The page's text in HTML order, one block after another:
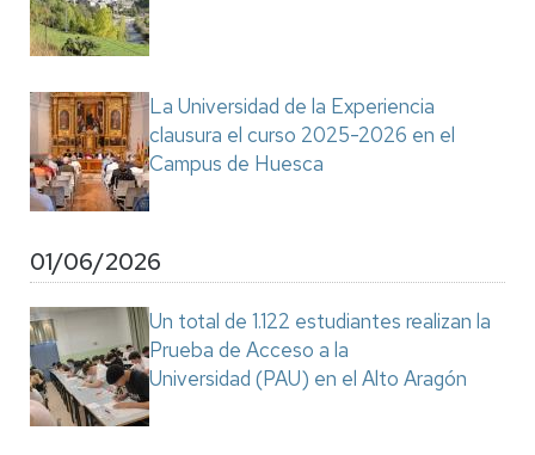
La Universidad de la Experiencia
clausura el curso 2025-2026 en el
Campus de Huesca
01/06/2026
Un total de 1.122 estudiantes realizan la
Prueba de Acceso a la
Universidad (PAU) en el Alto Aragón